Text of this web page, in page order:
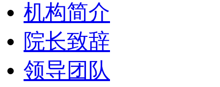
机构简介
院长致辞
领导团队